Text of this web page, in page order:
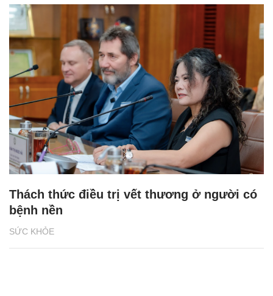
SỨC KHỎE
Thách thức điều trị vết thương ở người có
bệnh nền